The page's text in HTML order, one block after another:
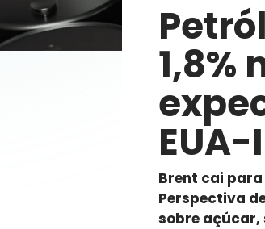
1,8%
Brent cai para
Perspectiva
sobre açúcar,